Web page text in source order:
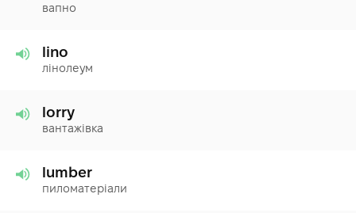
вапно
lino
лінолеум
lorry
вантажівка
lumber
пиломатеріали